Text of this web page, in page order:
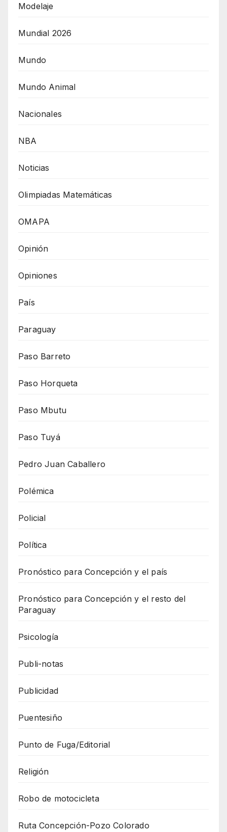
Modelaje
Mundial 2026
Mundo
Mundo Animal
Nacionales
NBA
Noticias
Olimpiadas Matemáticas
OMAPA
Opinión
Opiniones
País
Paraguay
Paso Barreto
Paso Horqueta
Paso Mbutu
Paso Tuyá
Pedro Juan Caballero
Polémica
Policial
Política
Pronóstico para Concepción y el país
Pronóstico para Concepción y el resto del
Paraguay
Psicología
Publi-notas
Publicidad
Puentesiño
Punto de Fuga/Editorial
Religión
Robo de motocicleta
Ruta Concepción-Pozo Colorado